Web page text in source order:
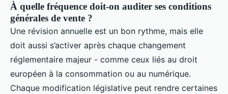
À quelle fréquence doit-on auditer ses conditions
générales de vente ?
Une révision annuelle est un bon rythme, mais elle
doit aussi s’activer après chaque changement
réglementaire majeur - comme ceux liés au droit
européen à la consommation ou au numérique.
Chaque modification législative peut rendre certaines